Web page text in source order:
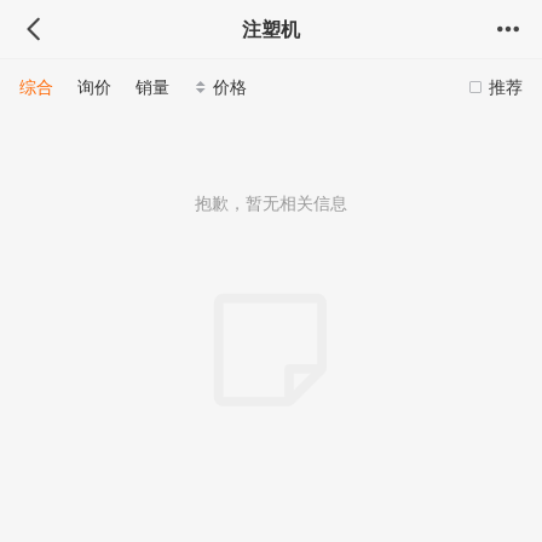
注塑机
推荐
综合 询价 销量 价格
抱歉，暂无相关信息